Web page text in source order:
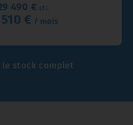
29 290 €
ou 506 €/ mois
le stock complet